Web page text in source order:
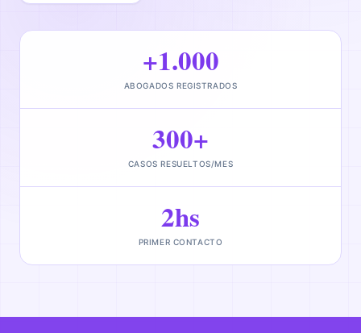
+1.000
ABOGADOS REGISTRADOS
300+
CASOS RESUELTOS/MES
2hs
PRIMER CONTACTO